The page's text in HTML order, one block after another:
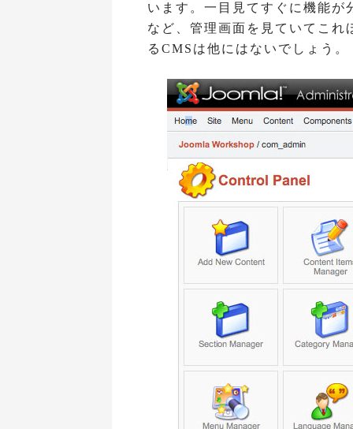
います。一目見てすぐに機能
など、管理画面を見ていてこ
るCMSは他にはないでしょう。